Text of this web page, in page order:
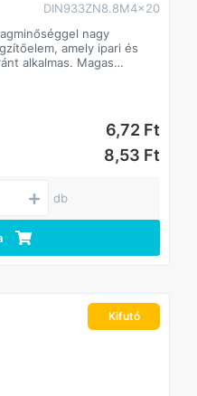
DIN933ZN8.8M4x20
nagy
amely ipari és
alkalmas. Magas
a gyors és precíz
szakítószilárdság
egyaránt
6,72 Ft
8,53 Ft
db
Kifutó